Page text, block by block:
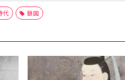
代 鎖国